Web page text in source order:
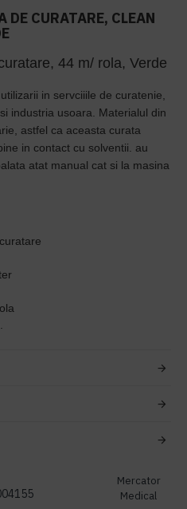
DE CURATARE, CLEAN
44 m/ rola, Verde
in servciiile de curatenie,
industria usoara. Materialul din
astfel ca aceasta curata
in contact cu solventii. au
atat manual cat si la masina
Mercator
Medical